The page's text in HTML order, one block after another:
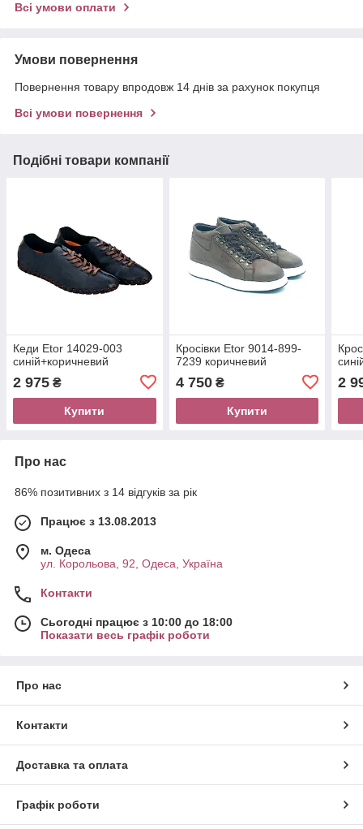
Всі умови оплати
Умови повернення
Повернення товару впродовж 14 днів за рахунок покупця
Всі умови повернення
Подібні товари компанії
Кеди Etor 14029-003
синій+коричневий
2 975 ₴
Купити
Кросівки Etor 9014-899-
7239 коричневий
4 750₴
Купити
2
Про нас
86% позитивних з 14 відгуків за рік
Працює з 13.08.2013
м. Одеса
ул. Корольова, 92, Одеса, Україна
Контакти
Сьогодні працює з 10:00 до 18:00
Показати весь графік роботи
Про нас
Контакти
Доставка та оплата
Графік роботи